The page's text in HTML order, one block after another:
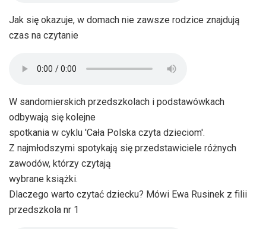
Jak się okazuje, w domach nie zawsze rodzice znajdują
czas na czytanie
W sandomierskich przedszkolach i podstawówkach
odbywają się kolejne
spotkania w cyklu 'Cała Polska czyta dzieciom'.
Z najmłodszymi spotykają się przedstawiciele różnych
zawodów, którzy czytają
wybrane książki.
Dlaczego warto czytać dziecku? Mówi Ewa Rusinek z filii
przedszkola nr 1